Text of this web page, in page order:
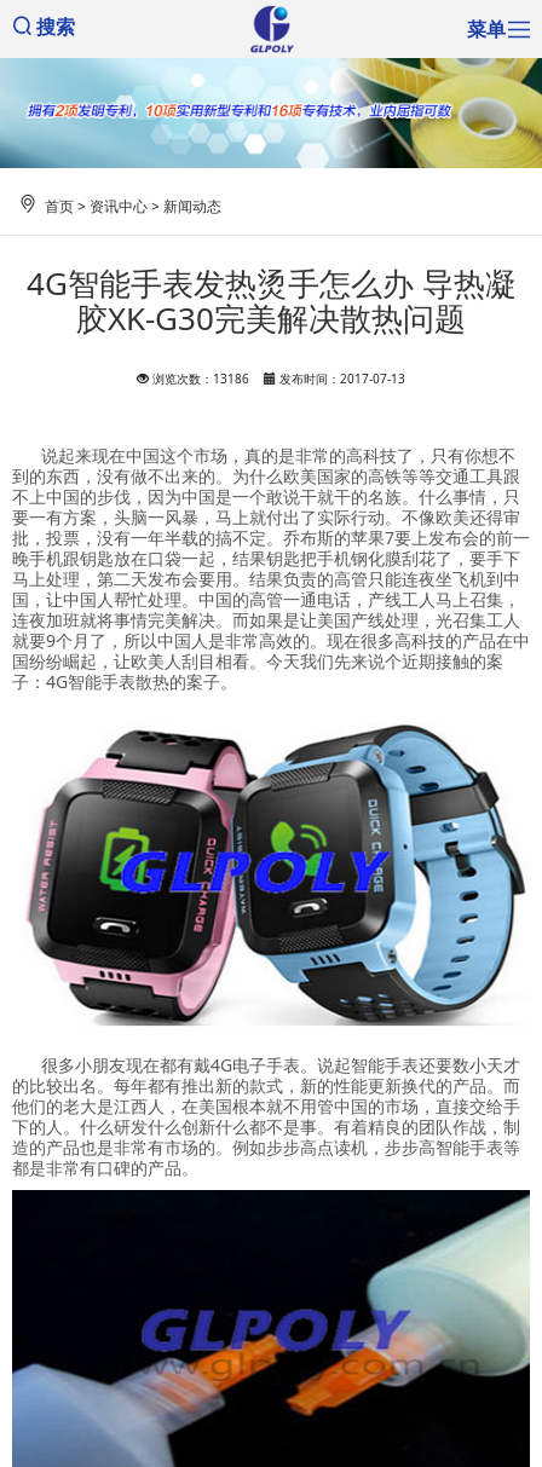
搜索 菜单
首页> 资讯中心>新闻动态
4G智能手表发热烫手怎么办 导热凝
胶XK-G30完美解决散热问题
浏览次数：13186 发布时间：2017-07-13
说起来现在中国这个市场，真的是非常的高科技了，只有你想不
到的东西，没有做不出来的。为什么欧美国家的高铁等等交通工具跟
不上中国的步伐，因为中国是一个敢说干就干的名族。什么事情，只
要一有方案，头脑一风暴，马上就付出了实际行动。不像欧美还得审
批，投票，没有一年半载的搞不定。乔布斯的苹果7要上发布会的前一
晚手机跟钥匙放在口袋一起，结果钥匙把手机钢化膜刮花了，要手下
马上处理，第二天发布会要用。结果负责的高管只能连夜坐飞机到中
国，让中国人帮忙处理。中国的高管一通电话，产线工人马上召集，
连夜加班就将事情完美解决。而如果是让美国产线处理，光召集工人
就要9个月了，所以中国人是非常高效的。现在很多高科技的产品在中
国纷纷崛起，让欧美人刮目相看。今天我们先来说个近期接触的案
子：4G智能手表散热的案子。
很多小朋友现在都有戴4G电子手表。说起智能手表还要数小天才
的比较出名。每年都有推出新的款式，新的性能更新换代的产品。而
他们的老大是江西人，在美国根本就不用管中国的市场，直接交给手
下的人。什么研发什么创新什么都不是事。有着精良的团队作战，制
造的产品也是非常有市场的。例如步步高点读机，步步高智能手表等
都是非常有口碑的产品。